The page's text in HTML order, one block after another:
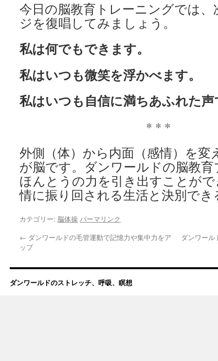
今日の脳教育トレーニングでは
ジを復唱してみましょう。
私は何でもできます。
私はいつも微笑を浮かべます。
私はいつも自信に満ちあふれた
* * *
外側（体）から内面（感情）を変
が脳です。ダンワールドの脳教
ほんとうの力を引き出すことが
情に振り回される生活と決別で
カテゴリー: 脳体操 パーマリンク
← ダンワールドの毛管運動で記憶力や集中力をア
ップ
ダンワー
ダンワールドのストレッチ、呼吸、瞑想